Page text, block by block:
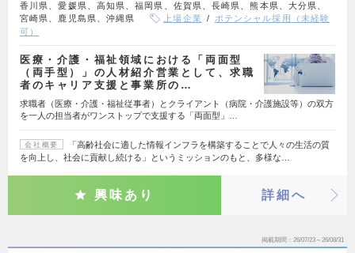
香川県、愛媛県、高知県、福岡県、佐賀県、長崎県、熊本県、大分県、
宮崎県、鹿児島県、沖縄県
上場企業
ポテンシャル採用（未経験
可）
医療・介護・福祉領域における「両面型
（両手型）」の人材紹介営業として、求職
者のキャリア支援と事業所の…
求職者（医療・介護・福祉従事者）とクライアント（病院・介護施設等）の双方
を一人の担当者がワンストップで支援する「両面型」…
会社概要
「高齢社会に適した情報インフラを構築することで人々の生活の質
を向上し、社会に貢献し続ける」というミッションのもと、多様な…
興味あり 詳細へ
掲載期間 26/07/23～26/08/31